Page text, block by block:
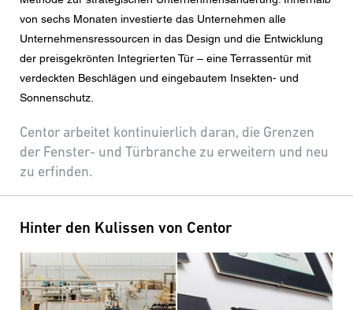
von sechs Monaten investierte das Unternehmen alle
Unternehmensressourcen in das Design und die Entwicklung
der preisgekrönten Integrierten Tür – eine Terrassentür mit
verdeckten Beschlägen und eingebautem Insekten- und
Sonnenschutz.
Centor arbeitet kontinuierlich daran, die Grenzen
der Fenster- und Türbranche zu erweitern und neu
zu erfinden.
Hinter den Kulissen von Centor